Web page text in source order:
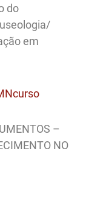
do
em
–
NO